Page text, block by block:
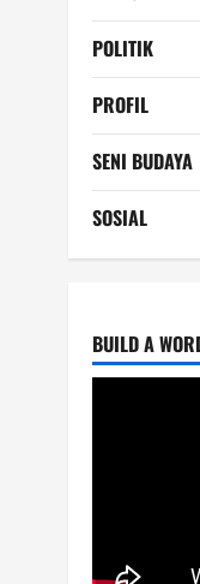
POLITIK
PROFIL
SENI BUDAYA
SOSIAL
BUILD A